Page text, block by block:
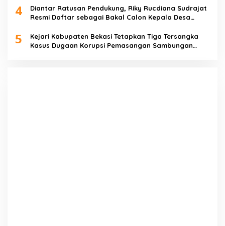
4
Diantar Ratusan Pendukung, Riky Rucdiana Sudrajat
Resmi Daftar sebagai Bakal Calon Kepala Desa
5
Kejari Kabupaten Bekasi Tetapkan Tiga Tersangka
Kasus Dugaan Korupsi Pemasangan Sambungan